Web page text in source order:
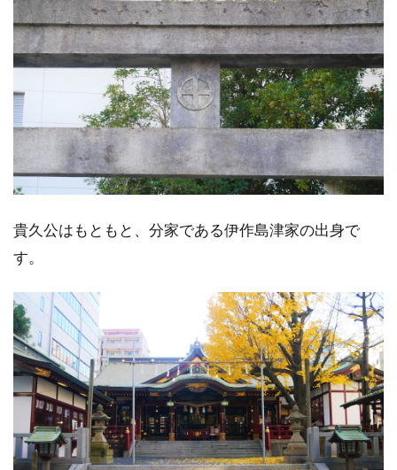
貴久公はもともと、分家である伊作島津家の出身で
す。